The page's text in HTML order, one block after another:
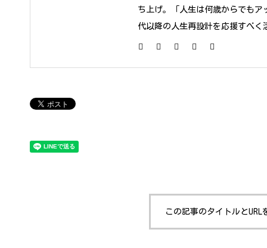
ち上げ。「人生は何歳からでもア
代以降の人生再設計を応援すべく
この記事のタイトルとURL